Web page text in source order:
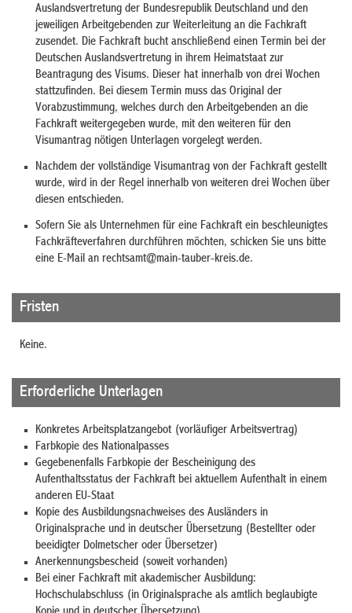
Auslandsvertretung der Bundesrepublik Deutschland und den
jeweiligen Arbeitgebenden zur Weiterleitung an die Fachkraft
zusendet. Die Fachkraft bucht anschließend einen Termin bei der
Deutschen Auslandsvertretung in ihrem Heimatstaat zur
Beantragung des Visums. Dieser hat innerhalb von drei Wochen
stattzufinden. Bei diesem Termin muss das Original der
Vorabzustimmung, welches durch den Arbeitgebenden an die
Fachkraft weitergegeben wurde, mit den weiteren für den
Visumantrag nötigen Unterlagen vorgelegt werden.
Nachdem der vollständige Visumantrag von der Fachkraft gestellt
wurde, wird in der Regel innerhalb von weiteren drei Wochen über
diesen entschieden.
Sofern Sie als Unternehmen für eine Fachkraft ein beschleunigtes
Fachkräfteverfahren durchführen möchten, schicken Sie uns bitte
eine E-Mail an rechtsamt@main-tauber-kreis.de.
Fristen
Keine.
Erforderliche Unterlagen
Konkretes Arbeitsplatzangebot (vorläufiger Arbeitsvertrag)
Farbkopie des Nationalpasses
Gegebenenfalls Farbkopie der Bescheinigung des
Aufenthaltsstatus der Fachkraft bei aktuellem Aufenthalt in einem
anderen EU-Staat
Kopie des Ausbildungsnachweises des Ausländers in
Originalsprache und in deutscher Übersetzung (Bestellter oder
beeidigter Dolmetscher oder Übersetzer)
Anerkennungsbescheid (soweit vorhanden)
Bei einer Fachkraft mit akademischer Ausbildung:
Hochschulabschluss (in Originalsprache als amtlich beglaubigte